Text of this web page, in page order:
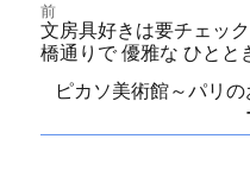
投
稿
ナ
前
前
の
投
稿:
文房具好きは要チェッ
橋通りで 優雅な ひとと
次ピカソ美術館～パリ